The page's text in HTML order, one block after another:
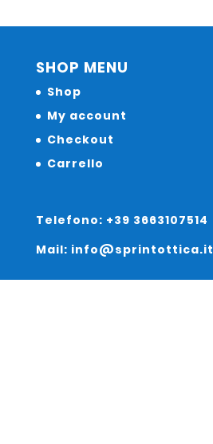
SHOP MENU
Shop
My account
Checkout
Carrello
Telefono: +39 3663107514
Mail: info@sprintottica.it